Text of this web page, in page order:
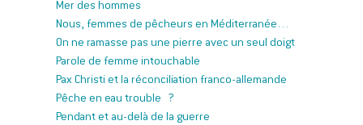
Mer des hommes
Nous, femmes de pêcheurs en Méditerranée…
On ne ramasse pas une pierre avec un seul doigt
Parole de femme intouchable
Pax Christi et la réconciliation franco-allemande
Pêche en eau trouble ?
Pendant et au-delà de la guerre